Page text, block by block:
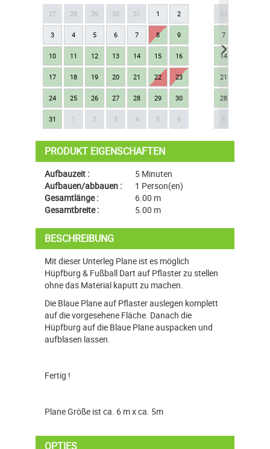
27 28 29 30 31 1 2
3 4 5 6 7 8 9
10 11 12 13 14 15 16
17 18 19 20 21 22 23
24 25 26 27 28 29 30
31 1 2 3 4 5 6
31
7
14
21
28
5
Next
PRODUKT EIGENSCHAFTEN
Aufbauzeit :
5 Minuten
Aufbauen/abbauen :
1 Person(en)
Gesamtlänge :
6.00 m
Gesamtbreite :
5.00 m
BESCHREIBUNG
Mit dieser Unterleg Plane ist es möglich
Hüpfburg & Fußball Dart auf Pflaster zu stellen
ohne das Material kaputt zu machen.
Die Blaue Plane auf Pflaster auslegen komplett
auf die vorgesehene Fläche. Danach die
Hüpfburg auf die Blaue Plane auspacken und
aufblasen lassen.
Fertig !
Plane Größe ist ca. 6 m x ca. 5m
OPTIES